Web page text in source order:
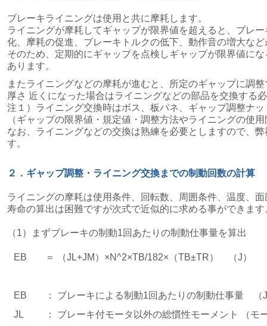
ブレーキライニングは使用と共に摩耗します。
ライニングが摩耗してギャップが限界値を超えると、ブレ
化、摩耗の促進、ブレーキトルクの低下、動作音の増大な
そのため、定期的にギャップを点検しギャップが限界値に
あります。
またライニングなどの摩耗が進むと、所定のギャップに調
厚さ 近くになった場合はライニングなどの部品を交換する
注１）ライニング交換時はボス、板バネ、ギャップ調整ナ
（ギャップの限界値・規定値・調整方法やライニングの使
なお、ライニングなどの交換は熟練を必要としますので、
す。
２．ギャップ調整・ライニング交換までの制動回数の計算
ライニングの摩耗は使用条件、回転数、周囲条件、温度、
寿命の算出は困難ですが次式で近似的に求める事ができます
（1）まずブレーキの制動1回あたりの制動仕事量を算出
EB ＝ （JL+JM）×N^2×TB/182×（TB±TR） （J）
EB
： ブレーキによる制動1回あたりの制動仕事量 （
JL
： ブレーキ付モータ以外の総慣性モーメント （